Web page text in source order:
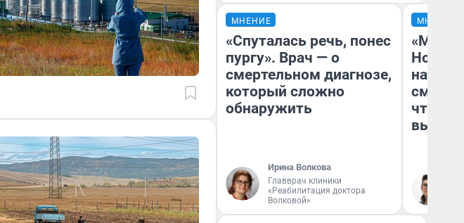
МНЕНИЕ
«Спуталась речь, понес
пургу». Врач — о
смертельном диагнозе,
который сложно
обнаружить
Ирина Волкова
Главврач клиники
«Реабилитация доктора
Волковой»
МНЕНИЕ
«Мы
чтобы